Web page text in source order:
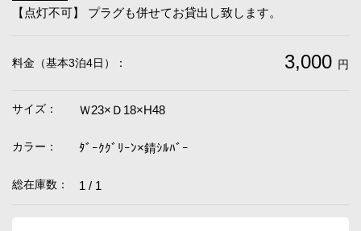
【点灯不可】 プラグも併せてお貸出し致します。
料金（基本3泊4日）： 3,000 円
サイズ： Ｗ23×Ｄ18×H48
カラー： ﾀﾞｰｸｸﾞﾘｰﾝ×錆ｼﾙﾊﾞｰ
総在庫数： 1 / 1